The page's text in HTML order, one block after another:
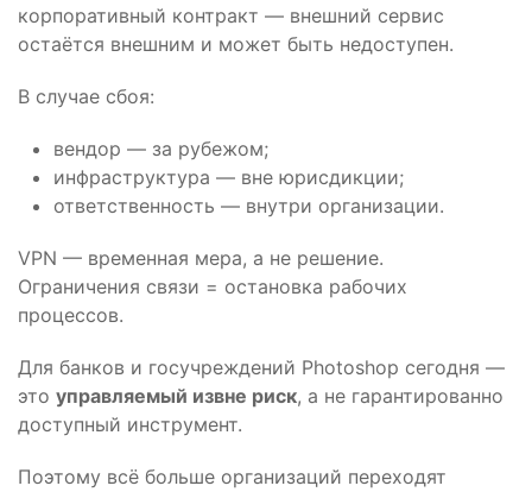
корпоративный контракт — внешний сервис
остаётся внешним и может быть недоступен.
В случае сбоя:
вендор — за рубежом;
инфраструктура — вне юрисдикции;
ответственность — внутри организации.
VPN — временная мера, а не решение.
Ограничения связи = остановка рабочих
процессов.
Для банков и госучреждений Photoshop сегодня —
это управляемый извне риск, а не гарантированно
доступный инструмент.
Поэтому всё больше организаций переходят